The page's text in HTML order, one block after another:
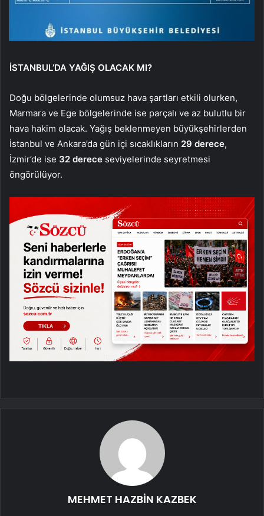
İSTANBUL’DA YAĞIŞ OLACAK MI?
Doğu bölgelerinde olumsuz hava şartları etkili olurken,
Marmara ve Ege bölgelerinde ise parçalı ve az bulutlu bir
hava hakim olacak. Yağış beklenmeyen büyükşehirlerden
İstanbul ve Ankara’da gün içi sıcaklıkların 29 derece,
İzmir’de ise 32 derece seviyelerinde seyretmesi
öngörülüyor.
MEHMET HAZBİN KAZBEK